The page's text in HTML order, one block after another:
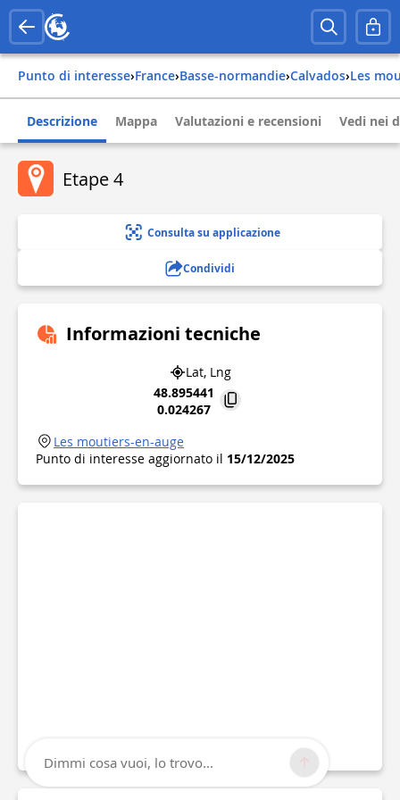
Punto di interesse› france› basse-normandie› calvados› les
Descrizione Mappa Valutazioni e recensioni Vedi nei
Etape 4
Consulta su applicazione
Condividi
Informazioni tecniche
Lat, Lng
48.895441
0.024267
Les moutiers-en-auge
Punto di interesse aggiornato il 15/12/2025
Dimmi cosa vuoi, lo trovo...